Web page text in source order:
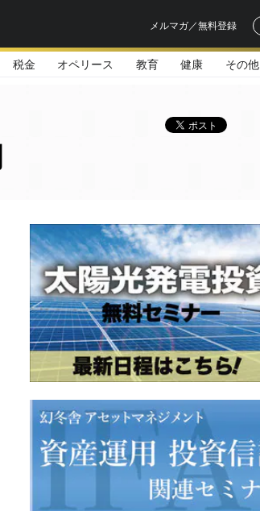
メルマガ／無料登録
税金 オペリース 教育 健康 その他